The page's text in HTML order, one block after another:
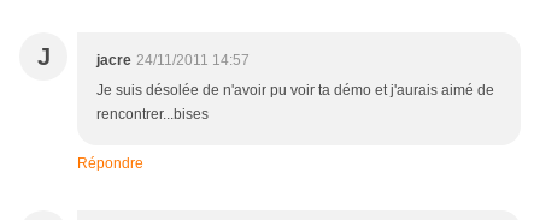
J jacre 24/11/2011 14:57
Je suis désolée de n'avoir pu voir ta démo et j'aurais aimé de
rencontrer...bises
Répondre